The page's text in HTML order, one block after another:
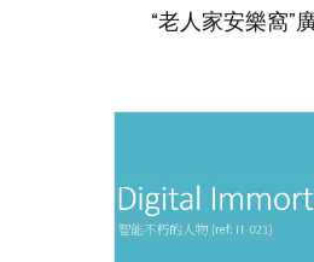
“老人家安樂窩”